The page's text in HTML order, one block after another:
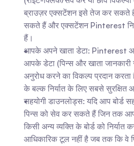
ब्राउज़र एक्सटेंशन इसे तेज कर सकते
सकते हैं और एक्सटेंशन Pinterest
हैं।
आपके अपने खाता डेटा: Pinterest
आपके डेटा (पिन्स और खाता जानकारी
अनुरोध करने का विकल्प प्रदान
के बल्क निर्यात के लिए सबसे सुरक्षित
सहयोगी डाउनलोड्स: यदि आप बोर्ड
पिन्स को सेव कर सकते हैं जिन तक
किसी अन्य व्यक्ति के बोर्ड को
आधिकारिक टूल नहीं है जब तक कि वे